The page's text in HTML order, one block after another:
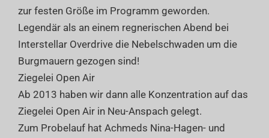
zur festen Größe im Programm geworden.
Legendär als an einem regnerischen Abend bei
Interstellar Overdrive die Nebelschwaden um die
Burgmauern gezogen sind!
Ziegelei Open Air
Ab 2013 haben wir dann alle Konzentration auf das
Ziegelei Open Air in Neu-Anspach gelegt.
Zum Probelauf hat Achmeds Nina-Hagen- und